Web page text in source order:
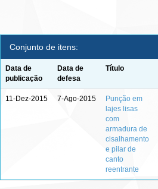
Conjunto de itens:
Data de
publicação
Data de
defesa
Título
11-Dez-2015 7-Ago-2015
Punção em
lajes lisas
com
armadura de
cisalhamento
e pilar de
canto
reentrante